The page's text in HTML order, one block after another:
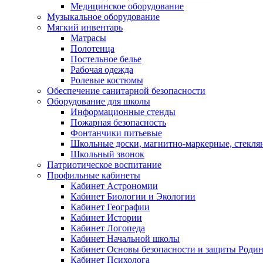
Медицинское оборудование
Музыкальное оборудование
Мягкий инвентарь
Матрасы
Полотенца
Постельное белье
Рабочая одежда
Ролевые костюмы
Обеспечение санитарной безопасности
Оборудование для школы
Информационные стенды
Пожарная безопасность
Фонтанчики питьевые
Школьные доски, магнитно-маркерные,
Школьный звонок
Патриотическое воспитание
Профильные кабинеты
Кабинет Астрономии
Кабинет Биологии и Экологии
Кабинет Географии
Кабинет Истории
Кабинет Логопеда
Кабинет Начальной школы
Кабинет Основы безопасности и защиты
Кабинет Психолога